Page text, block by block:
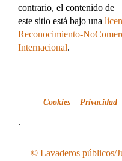
contrario, el contenido de
este sitio está bajo una
Reconocimiento-
Internacional.
Cookies Privacidad
.
© Lavaderos públicos/